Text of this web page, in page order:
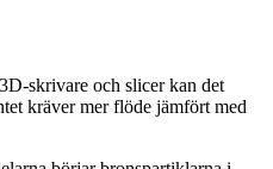
skrivare och slicer kan det
kräver mer flöde jämfört med